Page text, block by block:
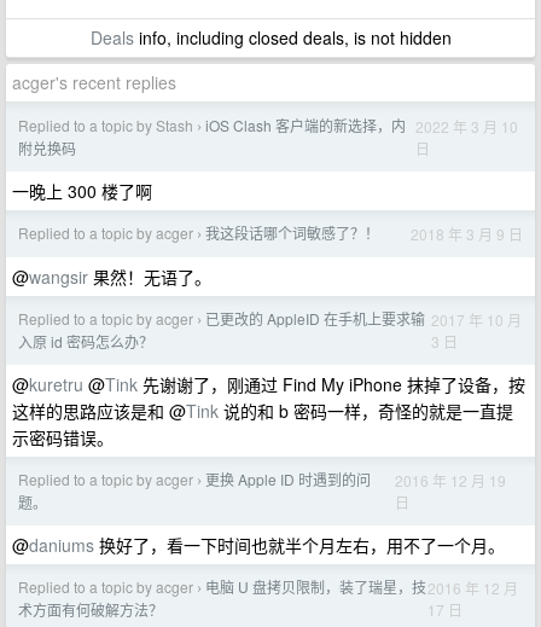
Dealsinfo, including closed deals, is not hidden
acger's recent replies
Replied to a topic by Stash › iOS Clash 客户端的新选择，内
附兑换码
2022 年 3 月 10
日
一晚上 300 楼了啊
Replied to a topic by acger › 我这段话哪个词敏感了？！ 2018 年 3 月 9 日
@wangsir 果然！无语了。
Replied to a topic by acger › 已更改的 AppleID 在手机上要求输
入原 id 密码怎么办？
2017 年 10 月
3 日
@kuretru @Tink 先谢谢了，刚通过 Find My iPhone 抹掉了设备，按
这样的思路应该是和 @Tink 说的和 b 密码一样，奇怪的就是一直提
示密码错误。
Replied to a topic by acger › 更换 Apple ID 时遇到的问
题。
2016 年 12 月 19
日
@daniums 换好了，看一下时间也就半个月左右，用不了一个月。
Replied to a topic by acger › 电脑 U 盘拷贝限制，装了瑞星，技
术方面有何破解方法？
2016 年 12 月
17 日